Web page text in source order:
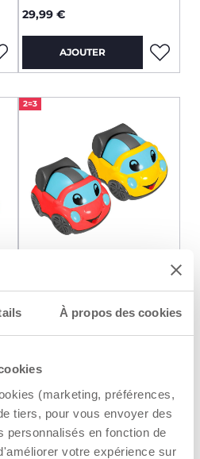
À propos des cookies
(marketing, préférences,
tiers, pour vous envoyer des
personnalisés en fonction de
votre expérience sur
29,99 €
AJOUTER
2=3
10,99 €